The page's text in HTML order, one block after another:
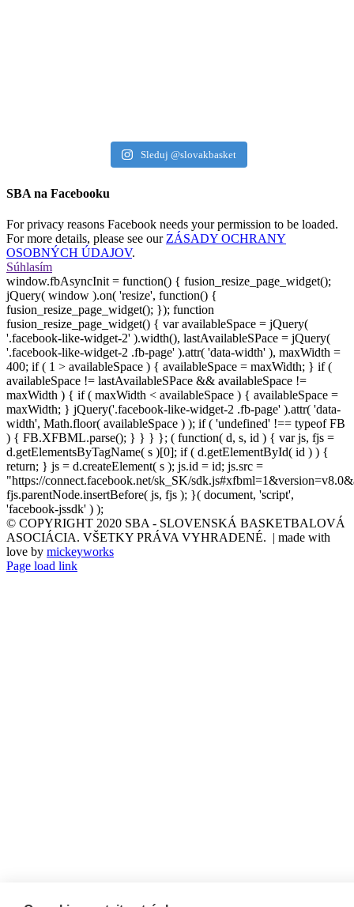
Sleduj @slovakbasket
SBA na Facebooku
For privacy reasons Facebook needs your permission to be loaded.
For more details, please see our ZÁSADY OCHRANY
OSOBNÝCH ÚDAJOV.
Súhlasím
window.fbAsyncInit = function() { fusion_resize_page_widget();
jQuery( window ).on( 'resize', function() {
fusion_resize_page_widget(); }); function
fusion_resize_page_widget() { var availableSpace = jQuery(
'.facebook-like-widget-2' ).width(), lastAvailableSPace = jQuery(
'.facebook-like-widget-2 .fb-page' ).attr( 'data-width' ), maxWidth =
400; if ( 1 > availableSpace ) { availableSpace = maxWidth; } if (
availableSpace != lastAvailableSPace && availableSpace !=
maxWidth ) { if ( maxWidth < availableSpace ) { availableSpace =
maxWidth; } jQuery('.facebook-like-widget-2 .fb-page' ).attr( 'data-
width', Math.floor( availableSpace ) ); if ( 'undefined' !== typeof FB
) { FB.XFBML.parse(); } } } }; ( function( d, s, id ) { var js, fjs =
d.getElementsByTagName( s )[0]; if ( d.getElementById( id ) ) {
return; } js = d.createElement( s ); js.id = id; js.src =
"https://connect.facebook.net/sk_SK/
fjs.parentNode.insertBefore( js, fjs ); }( document, 'script',
'facebook-jssdk' ) );
© COPYRIGHT 2020 SBA - SLOVENSKÁ BASKETBALOVÁ
ASOCIÁCIA. VŠETKY PRÁVA VYHRADENÉ. | made with
love by mickeyworks
Page load link